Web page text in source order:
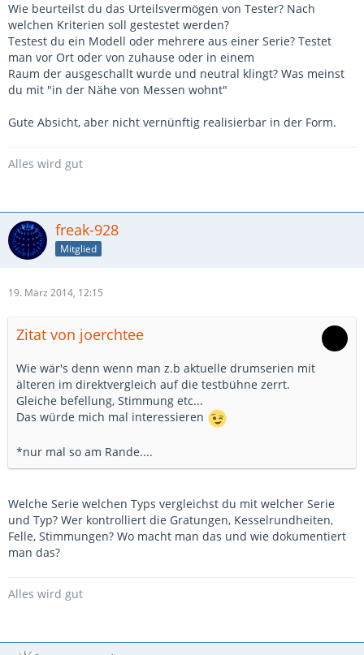
Wie beurteilst du das Urteilsvermögen von Tester? Nach
welchen Kriterien soll gestestet werden?
Testest du ein Modell oder mehrere aus einer Serie? Testet
man vor Ort oder von zuhause oder in einem
Raum der ausgeschallt wurde und neutral klingt? Was meinst
du mit "in der Nähe von Messen wohnt"
Gute Absicht, aber nicht vernünftig realisierbar in der Form.
Alles wird gut
freak-928
Mitglied
19. März 2014, 12:15
Zitat von joerchtee
Wie wär's denn wenn man z.b aktuelle drumserien mit
älteren im direktvergleich auf die testbühne zerrt.
Gleiche befellung, Stimmung etc...
Das würde mich mal interessieren
*nur mal so am Rande....
Welche Serie welchen Typs vergleichst du mit welcher Serie
und Typ? Wer kontrolliert die Gratungen, Kesselrundheiten,
Felle, Stimmungen? Wo macht man das und wie dokumentiert
man das?
Alles wird gut